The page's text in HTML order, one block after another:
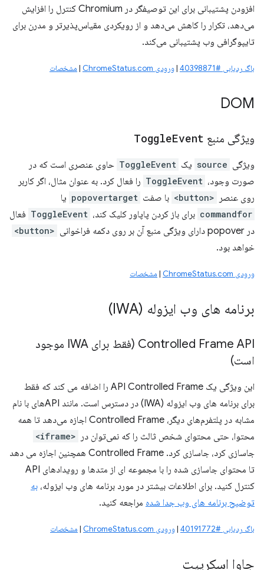
افزودن پشتیبانی برای این توصیفگر در Chromium کنترل را افزایش
می‌دهد، تکرار را کاهش می‌دهد و از رویکردی مقیاس‌پذیرتر و مدرن برای
تایپوگرافی وب پشتیبانی می‌کند.
باگ ردیابی #40398871 |ورودی ChromeStatus.com | مشخصات
DOM
ویژگی منبع ToggleEvent
ویژگی source یک ToggleEvent حاوی عنصری است که در
صورت وجود، ToggleEvent را فعال کرد. به عنوان مثال، اگر کاربر
روی عنصر
<button> با صفت popovertarget یا
commandfor برای باز کردن پاپاور کلیک کند، ToggleEvent فعال
در popover دارای ویژگی منبع آن بر روی دکمه فراخوانی
<button>
خواهد بود.
ورودی ChromeStatus.com | مشخصات
برنامه های وب ایزوله (IWA)
Controlled Frame API (فقط برای IWA موجود
است)
این ویژگی یک API Controlled Frame را اضافه می کند که فقط
برای برنامه های وب ایزوله (IWA) در دسترس است. مانند APIهای با نام
مشابه در پلتفرم‌های دیگر، Controlled Frame اجازه می‌دهد تا همه
محتوا، حتی محتوای شخص ثالث را که نمی‌توان در
<iframe>
جاسازی کرد، جاسازی کرد. Controlled Frame همچنین اجازه می دهد
تا محتوای جاسازی شده را با مجموعه ای از متدها و رویدادهای API
کنترل کنید. برای اطلاعات بیشتر در مورد برنامه های وب ایزوله، به
توضیح برنامه های وب جدا شده مراجعه کنید.
باگ ردیابی #40191772 |ورودی ChromeStatus.com | مشخصات
جاوا اسکریپت